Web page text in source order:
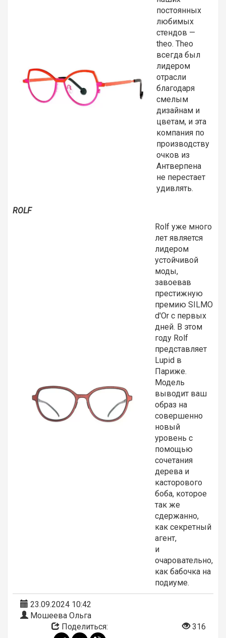
постоянных
любимых
стендов —
theo. Theo
всегда был
лидером
отрасли
благодаря
смелым
дизайнам и
цветам, и эта
компания по
производству
очков из
Антверпена
не перестает
удивлять.
ROLF
Rolf уже много
лет является
лидером
устойчивой
моды,
завоевав
престижную
премию SILMO
d'Or с первых
дней. В этом
году Rolf
представляет
Lupid в
Париже.
Модель
выводит ваш
образ на
совершенно
новый
уровень с
помощью
сочетания
дерева и
касторового
боба, которое
так же
сдержанно,
как секретный
агент,
и
очаровательно,
как бабочка на
подиуме.
23.09.2024 10:42
Мошеева Ольга
Поделиться:
316